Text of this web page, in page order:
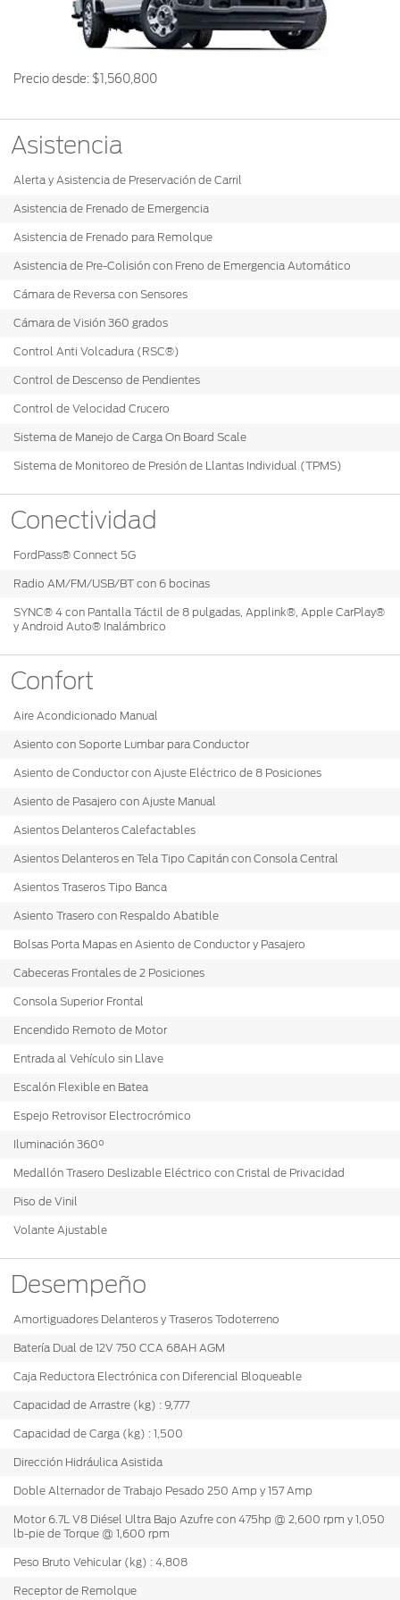
Ford
Custom
Kits de
Accesorios
Credit
Vehículos
Descubre
Tu Ford
Distribuidor
Certificados
Ford
Tect
Colisión y
Partes
Precio de
Programa de
Mantenimiento
Comerciales
Motorcraft
Cita de
Servicio
Llamado
a
Garantía
en
Soporte
Técnico
Técnico
SYNC
Desempeño
Seguridad
Trabajo
Cambiar
Precio desde: $1,560,800
Asistencia
Alerta y Asistencia de Preservación de Carril
Asistencia de Frenado de Emergencia
Asistencia de Frenado para Remolque
Asistencia de Pre-Colisión con Freno de Emergencia Automático
Cámara de Reversa con Sensores
Cámara de Visión 360 grados
Control Anti Volcadura (RSC®)
Control de Descenso de Pendientes
Control de Velocidad Crucero
Sistema de Manejo de Carga On Board Scale
Sistema de Monitoreo de Presión de Llantas Individual (TPMS)
Conectividad
FordPass® Connect 5G
Radio AM/FM/USB/BT con 6 bocinas
SYNC® 4 con Pantalla Táctil de 8 pulgadas, Applink®, Apple CarPlay®
y Android Auto® Inalámbrico
Confort
Aire Acondicionado Manual
Asiento con Soporte Lumbar para Conductor
Asiento de Conductor con Ajuste Eléctrico de 8 Posiciones
Asiento de Pasajero con Ajuste Manual
Asientos Delanteros Calefactables
Asientos Delanteros en Tela Tipo Capitán con Consola Central
Asientos Traseros Tipo Banca
Asiento Trasero con Respaldo Abatible
Bolsas Porta Mapas en Asiento de Conductor y Pasajero
Cabeceras Frontales de 2 Posiciones
Consola Superior Frontal
Encendido Remoto de Motor
Entrada al Vehículo sin Llave
Escalón Flexible en Batea
Espejo Retrovisor Electrocrómico
Iluminación 360°
Medallón Trasero Deslizable Eléctrico con Cristal de Privacidad
Piso de Vinil
Volante Ajustable
Desempeño
Amortiguadores Delanteros y Traseros Todoterreno
Batería Dual de 12V 750 CCA 68AH AGM
Caja Reductora Electrónica con Diferencial Bloqueable
Capacidad de Arrastre (kg) : 9,777
Capacidad de Carga (kg) : 1,500
Dirección Hidráulica Asistida
Doble Alternador de Trabajo Pesado 250 Amp y 157 Amp
Motor 6.7L V8 Diésel Ultra Bajo Azufre con 475hp @ 2,600 rpm y 1,050
lb-pie de Torque @ 1,600 rpm
Peso Bruto Vehicular (kg) : 4,808
Receptor de Remolque